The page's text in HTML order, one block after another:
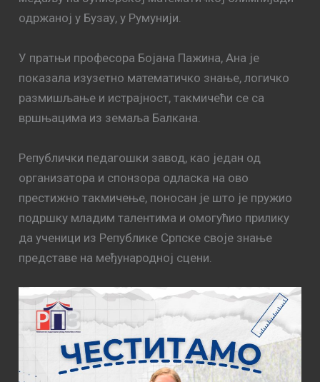
одржаној у Бузау, у Румунији.
У пратњи професора Бојана Пажина, Ана је
показала изузетно математичко знање, логичко
размишљање и истрајност, такмичећи се са
вршњацима из земаља Балкана.
Републички педагошки завод, као један од
организатора и спонзора одласка на ово
престижно такмичење, поносан је што је пружио
подршку младим талентима и омогућио прилику
да ученици из Републике Српске своје знање
представе на међународној сцени.